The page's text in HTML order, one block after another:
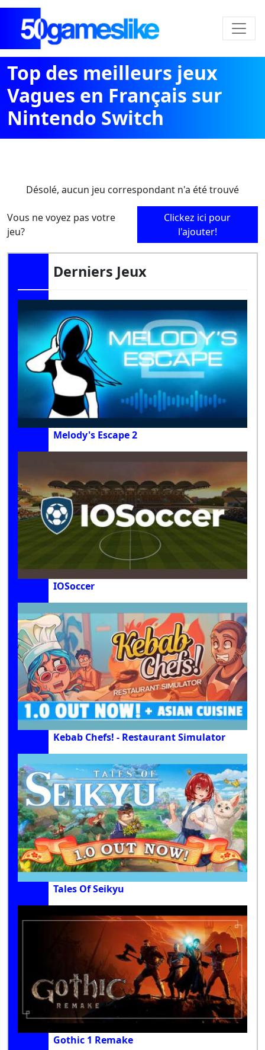
Top des meilleurs jeux
Vagues en Français sur
Nintendo Switch
Désolé, aucun jeu correspondant n'a été trouvé
Vous ne voyez pas votre
jeu?
Clickez ici pour
l'ajouter!
Derniers Jeux
Melody's Escape 2
IOSoccer
Kebab Chefs! - Restaurant Simulator
Tales Of Seikyu
Gothic 1 Remake